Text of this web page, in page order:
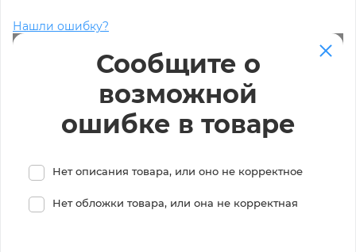
Нашли ошибку?
Сообщите о
возможной
ошибке в товаре
Нет описания товара, или оно не корректное
Нет обложки товара, или она не корректная